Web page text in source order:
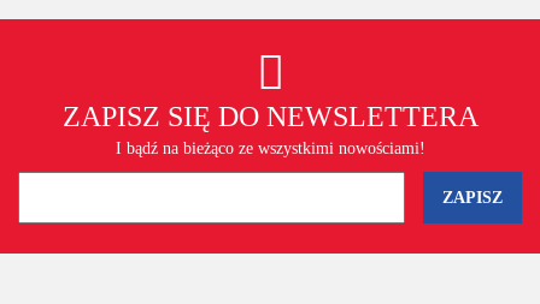
ZAPISZ SIĘ DO NEWSLETTERA
I bądź na bieżąco ze wszystkimi nowościami!